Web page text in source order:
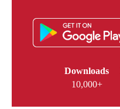
Downloads
10,000+